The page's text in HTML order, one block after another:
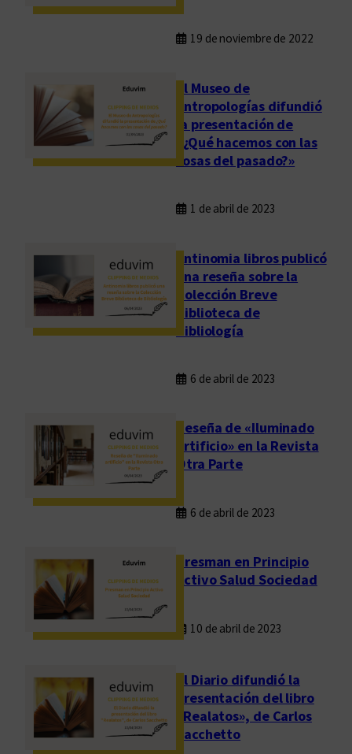
19 de noviembre de 2022
El Museo de
Antropologías difundió
la presentación de
«¿Qué hacemos con las
cosas del pasado?»
1 de abril de 2023
Antinomia libros publicó
una reseña sobre la
Colección Breve
Biblioteca de
Bibliología
6 de abril de 2023
Reseña de «Iluminado
artificio» en la Revista
Otra Parte
6 de abril de 2023
Presman en Principio
Activo Salud Sociedad
10 de abril de 2023
El Diario difundió la
presentación del libro
«Realatos», de Carlos
Sacchetto